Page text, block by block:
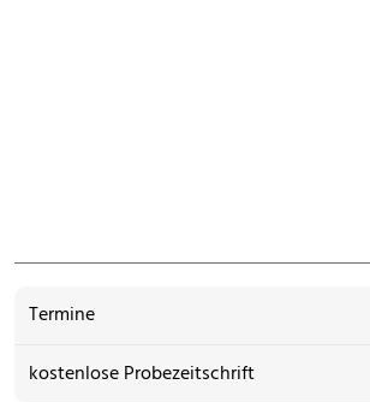
Termine
kostenlose Probezeitschrift